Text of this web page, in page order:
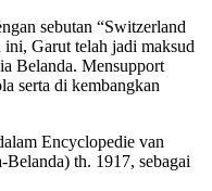
sebutan “Switzerland
ini, Garut telah jadi maksud
Belanda. Mensupport
serta di kembangkan
Encyclopedie van
th. 1917, sebagai